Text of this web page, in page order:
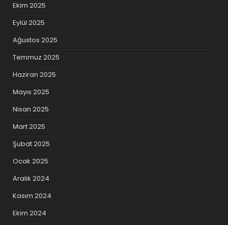
Ekim 2025
Eylül 2025
Ağustos 2025
Temmuz 2025
Haziran 2025
Mayıs 2025
Nisan 2025
Mart 2025
Şubat 2025
Ocak 2025
Aralık 2024
Kasım 2024
Ekim 2024